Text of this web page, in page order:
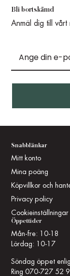
Bli bortskämd
Anmäl dig till
Snabblänkar
Mitt konto
Mina poäng
Köpvillkor och
Privacy policy
Cookieinställningar
Öppettider
Mån-fre: 10-18
Lördag: 10-17
Söndag öppet
Ring 070-727 52